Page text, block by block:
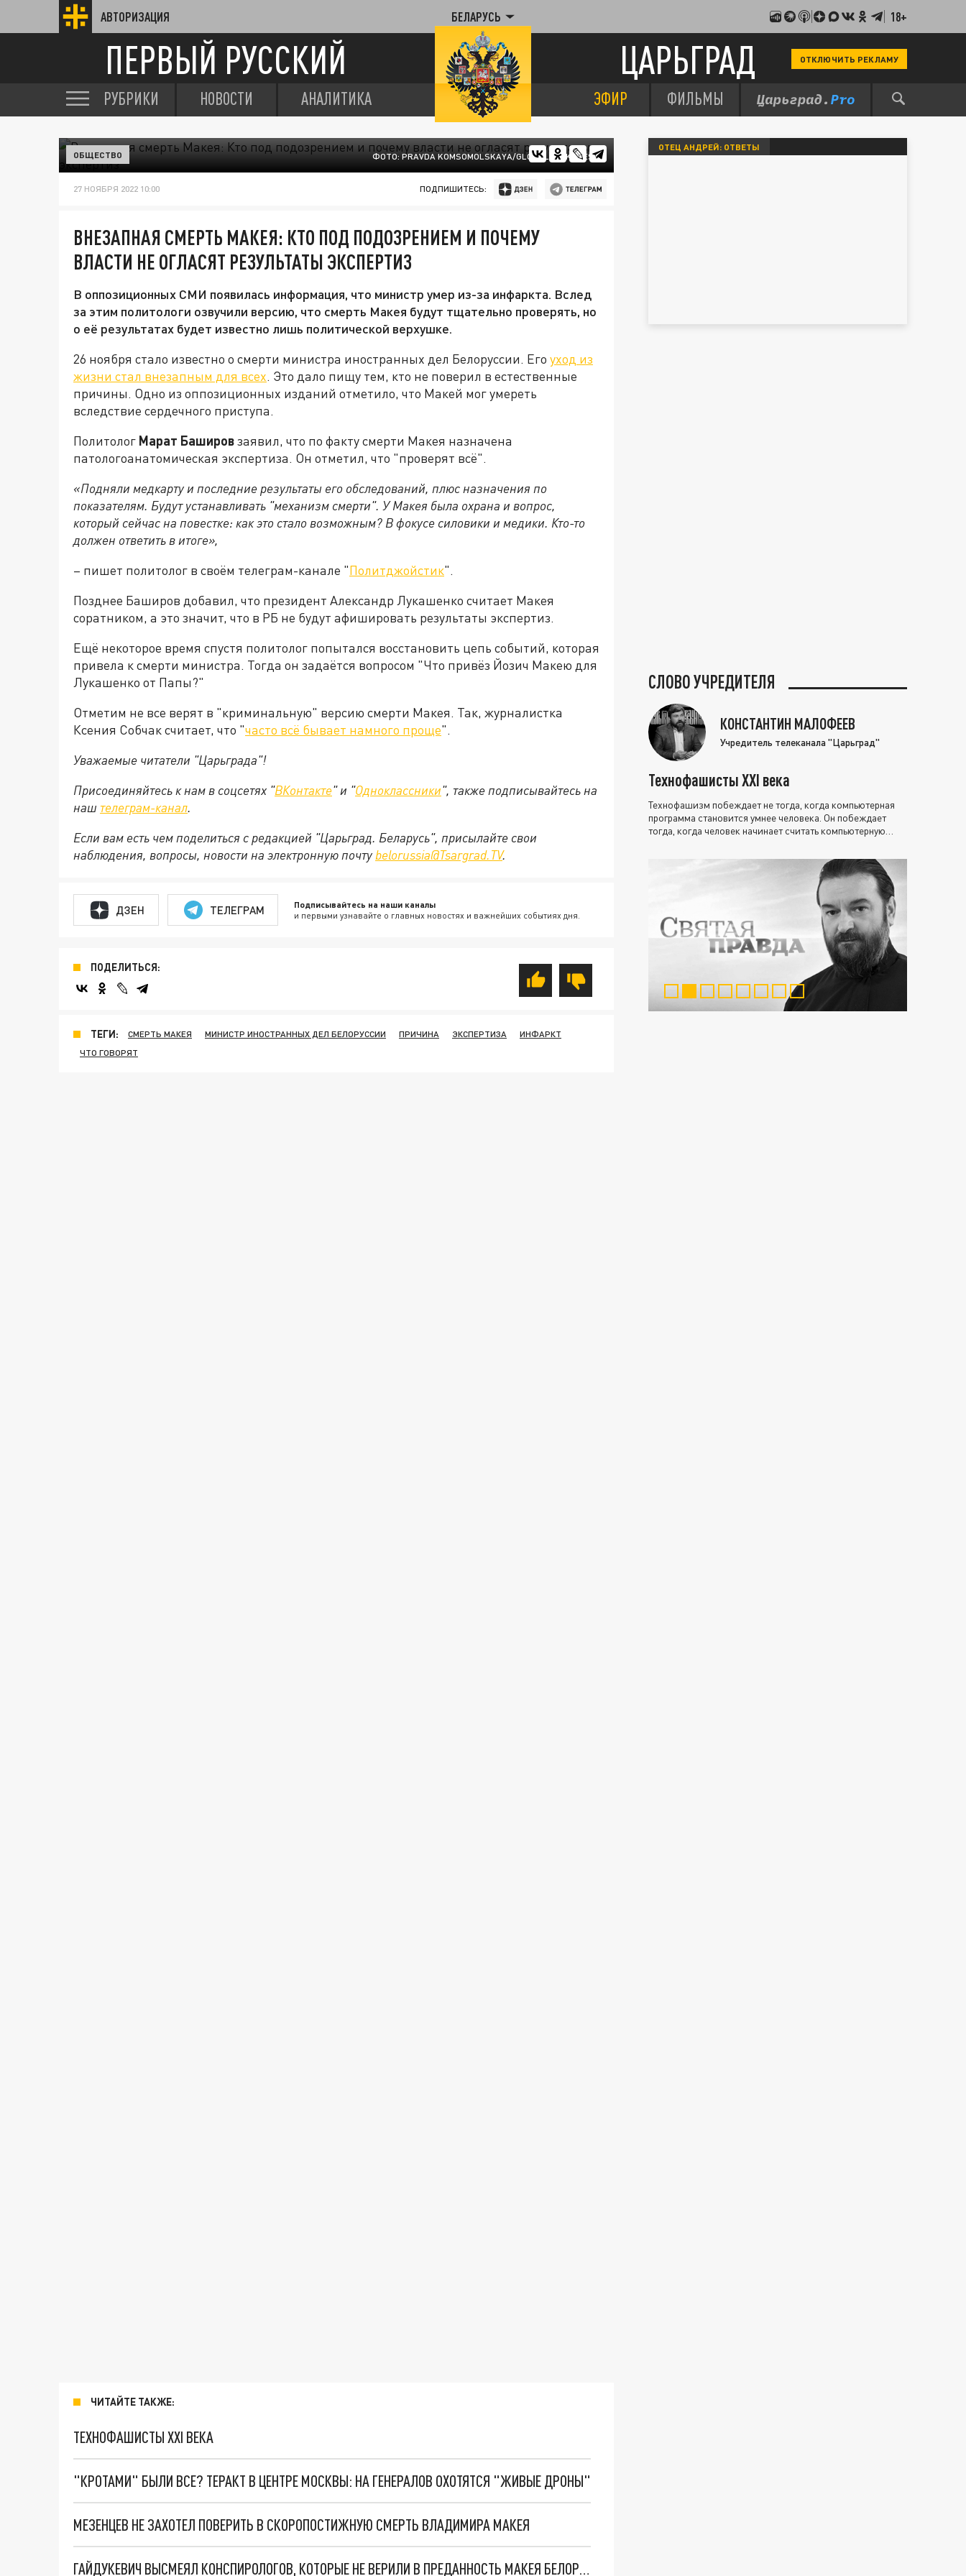
АВТОРИЗАЦИЯ БЕЛАРУСЬ 18+
ПЕРВЫЙ РУССКИЙ ЦАРЬГРАД ОТКЛЮЧИТЬ РЕКЛАМУ
РУБРИКИ НОВОСТИ АНАЛИТИКА ЭФИР ФИЛЬМЫ
ФОТО: PRAVDA KOMSOMOLSKAYA/GLOBALLOOKPRESS
ОБЩЕСТВО
27 НОЯБРЯ 2022 10:00 ПОДПИШИТЕСЬ:
ВНЕЗАПНАЯ СМЕРТЬ МАКЕЯ: КТО ПОД ПОДОЗРЕНИЕМ И ПОЧЕМУ
ВЛАСТИ НЕ ОГЛАСЯТ РЕЗУЛЬТАТЫ ЭКСПЕРТИЗ
В оппозиционных СМИ появилась информация, что министр умер из-за инфаркта. Вслед
за этим политологи озвучили версию, что смерть Макея будут тщательно проверять, но
о её результатах будет известно лишь политической верхушке.
26 ноября стало известно о смерти министра иностранных дел Белоруссии. Его уход из
жизни стал внезапным для всех. Это дало пищу тем, кто не поверил в естественные
причины. Одно из оппозиционных изданий отметило, что Макей мог умереть
вследствие сердечного приступа.
Политолог Марат Башировзаявил, что по факту смерти Макея назначена
патологоанатомическая экспертиза. Он отметил, что "проверят всё".
«Подняли медкарту и последние результаты его обследований, плюс назначения по
показателям. Будут устанавливать "механизм смерти". У Макея была охрана и вопрос,
который сейчас на повестке: как это стало возможным? В фокусе силовики и медики. Кто-то
должен ответить в итоге»,
– пишет политолог в своём телеграм-канале "Политджойстик".
Позднее Баширов добавил, что президент Александр Лукашенко считает Макея
соратником, а это значит, что в РБ не будут афишировать результаты экспертиз.
Ещё некоторое время спустя политолог попытался восстановить цепь событий, которая
привела к смерти министра. Тогда он задаётся вопросом "Что привёз Йозич Макею для
Лукашенко от Папы?"
Отметим не все верят в "криминальную" версию смерти Макея. Так, журналистка
Ксения Собчак считает, что "часто всё бывает намного проще".
Уважаемые читатели "Царьграда"!
Присоединяйтесь к нам в соцсетях "ВКонтакте" и "Одноклассники", также подписывайтесь на
наш телеграм-канал.
Если вам есть чем поделиться с редакцией "Царьград. Беларусь", присылайте свои
наблюдения, вопросы, новости на электронную почту belorussia@Tsargrad.TV.
ДЗЕН ТЕЛЕГРАМ Подписывайтесь на наши каналы
и первыми узнавайте о главных новостях и важнейших событиях дня.
ПОДЕЛИТЬСЯ:
ТЕГИ: СМЕРТЬ МАКЕЯ МИНИСТР ИНОСТРАННЫХ ДЕЛ БЕЛОРУССИИ ПРИЧИНА ЭКСПЕРТИЗА
ИНФАРКТ
ЧТО ГОВОРЯТ
ЧИТАЙТЕ ТАКЖЕ:
ТЕХНОФАШИСТЫ XXI ВЕКА
"КРОТАМИ" БЫЛИ ВСЕ? ТЕРАКТ В ЦЕНТРЕ МОСКВЫ: НА ГЕНЕРАЛОВ ОХОТЯТСЯ "ЖИВЫЕ ДРОНЫ"
МЕЗЕНЦЕВ НЕ ЗАХОТЕЛ ПОВЕРИТЬ В СКОРОПОСТИЖНУЮ СМЕРТЬ ВЛАДИМИРА МАКЕЯ
ГАЙДУКЕВИЧ ВЫСМЕЯЛ КОНСПИРОЛОГОВ, КОТОРЫЕ НЕ ВЕРИЛИ В ПРЕДАННОСТЬ МАКЕЯ БЕЛОРУССИИ
ОТЕЦ АНДРЕЙ: ОТВЕТЫ
СЛОВО УЧРЕДИТЕЛЯ
КОНСТАНТИН МАЛОФЕЕВ
Учредитель телеканала "Царьград"
Технофашисты XXI века
Технофашизм побеждает не тогда, когда компьютерная
программа становится умнее человека. Он побеждает
тогда, когда человек начинает считать компьютерную